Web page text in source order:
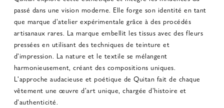
passé dans une vision moderne. Elle forge son identité en tant
que marque d'atelier expérimentale grâce à des procédés
artisanaux rares. La marque embellit les tissus avec des fleurs
pressées en utilisant des techniques de teinture et
d'impression. La nature et le textile se mélangent
harmonieusement, créant des compositions uniques.
L'approche audacieuse et poétique de Quitan fait de chaque
vêtement une œuvre d'art unique, chargée d'histoire et
d'authenticité.